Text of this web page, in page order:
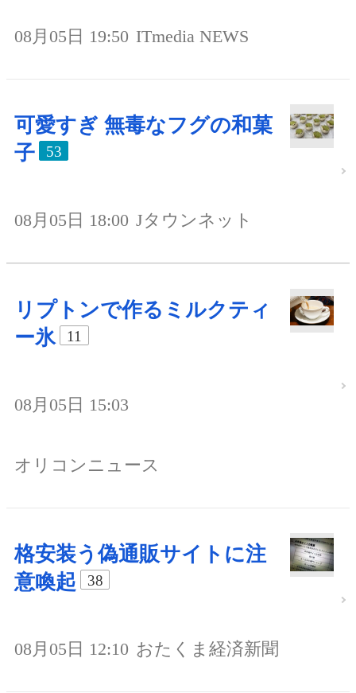
08月05日 19:50 ITmedia NEWS
可愛すぎ 無毒なフグの和菓
子
53
08月05日 18:00 Jタウンネット
リプトンで作るミルクティ
ー氷
11
08月05日 15:03
オリコンニュース
格安装う偽通販サイトに注
意喚起
38
08月05日 12:10 おたくま経済新聞